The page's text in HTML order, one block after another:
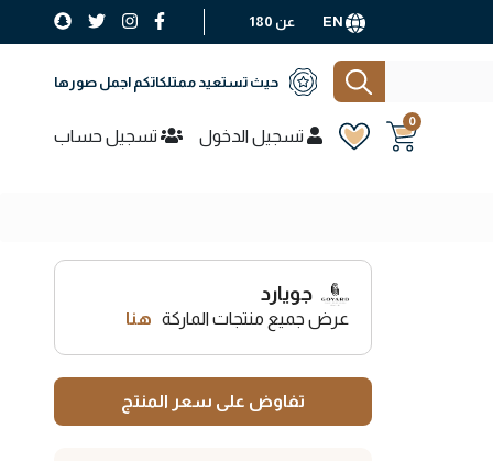
عن 180
حيث تستعيد ممتلكاتكم اجمل صورها
0
تسجيل الدخول تسجيل حساب
جويارد
عرض جميع منتجات الماركة هنا
تفاوض على سعر المنتج